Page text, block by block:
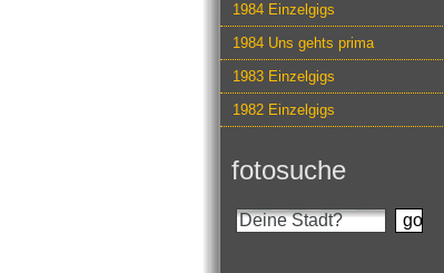
1984 Einzelgigs
1984 Uns gehts prima
1983 Einzelgigs
1982 Einzelgigs
fotosuche